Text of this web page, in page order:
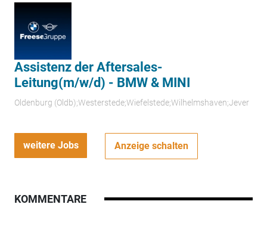
Assistenz der Aftersales-
Leitung(m/w/d) - BMW & MINI
Oldenburg (Oldb);Westerstede;Wiefelstede;Wilhelmshaven;Jever
weitere Jobs Anzeige schalten
KOMMENTARE